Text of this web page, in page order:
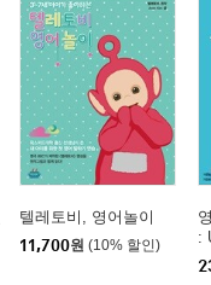
텔레토비, 영어놀이
11,700원 (10% 할인)
: